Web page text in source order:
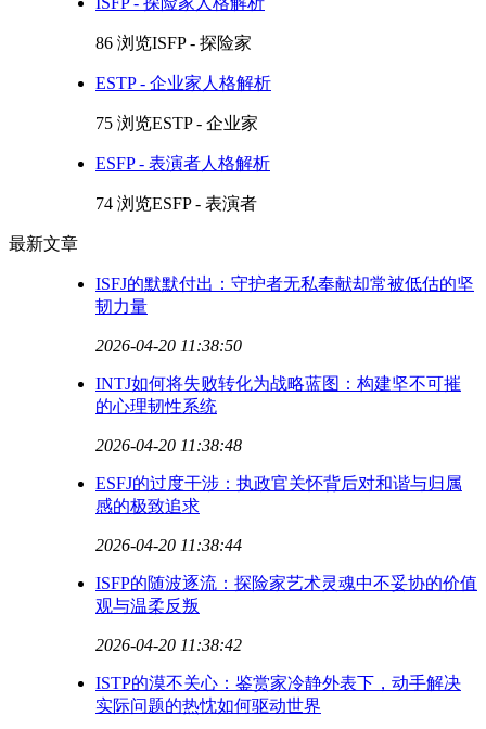
86 浏览ISFP - 探险家
ESTP - 企业家人格解析
75 浏览ESTP - 企业家
ESFP - 表演者人格解析
74 浏览ESFP - 表演者
最新文章
ISFJ的默默付出：守护者无私奉献却常被低估的坚
韧力量
2026-04-20 11:38:50
INTJ如何将失败转化为战略蓝图：构建坚不可摧
的心理韧性系统
2026-04-20 11:38:48
ESFJ的过度干涉：执政官关怀背后对和谐与归属
感的极致追求
2026-04-20 11:38:44
ISFP的随波逐流：探险家艺术灵魂中不妥协的价值
观与温柔反叛
2026-04-20 11:38:42
ISTP的漠不关心：鉴赏家冷静外表下，动手解决
实际问题的热忱如何驱动世界